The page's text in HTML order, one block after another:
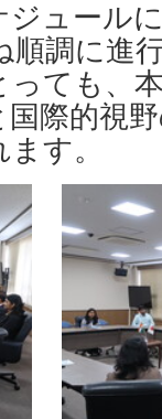
ジュール
順調に進
っても、
国際的視
す。